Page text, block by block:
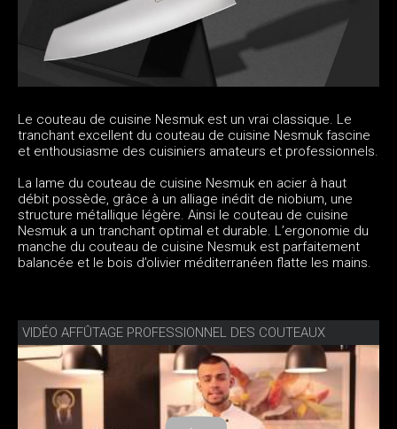
Le couteau de cuisine Nesmuk est un vrai classique. Le
tranchant excellent du couteau de cuisine Nesmuk fascine
et enthousiasme des cuisiniers amateurs et professionnels.
La lame du couteau de cuisine Nesmuk en acier à haut
débit possède, grâce à un alliage inédit de niobium, une
structure métallique légère. Ainsi le couteau de cuisine
Nesmuk a un tranchant optimal et durable. L’ergonomie du
manche du couteau de cuisine Nesmuk est parfaitement
balancée et le bois d’olivier méditerranéen flatte les mains.
VIDÉO AFFÛTAGE PROFESSIONNEL DES COUTEAUX